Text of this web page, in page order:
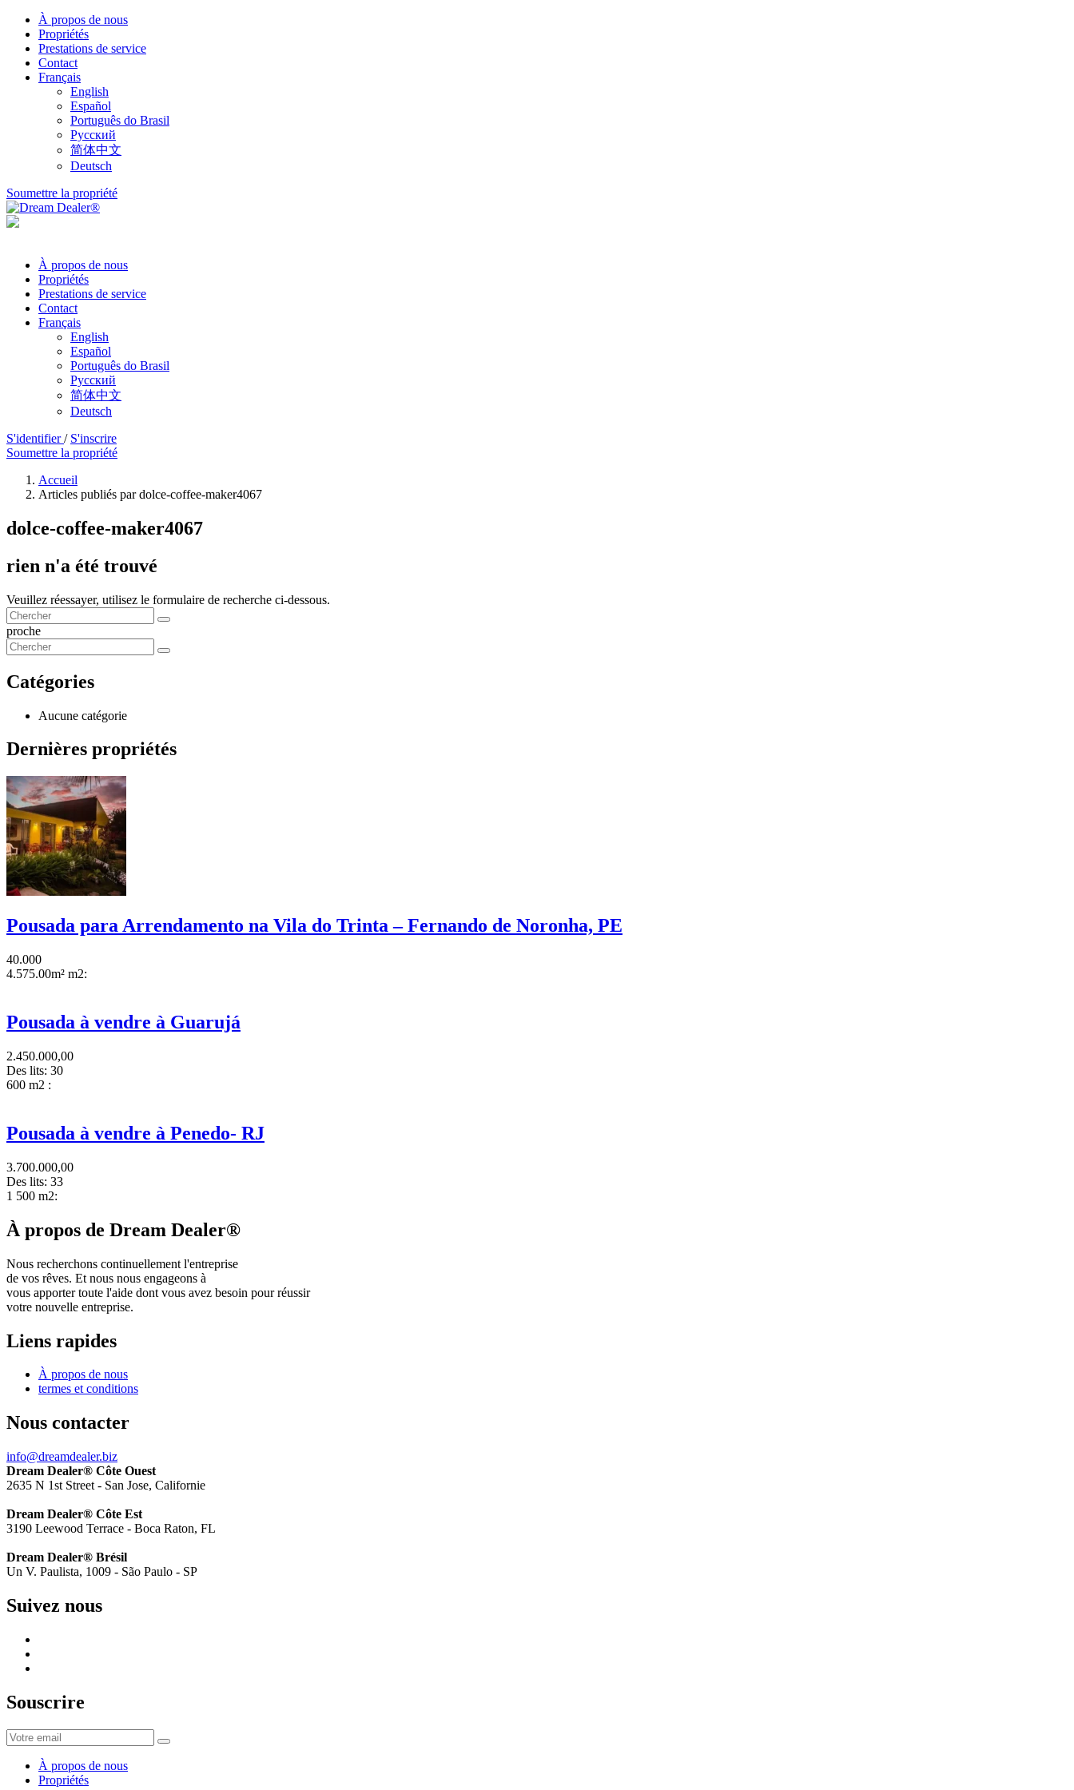
À propos de nous
Propriétés
Prestations de service
Contact
Français
English
Español
Português do Brasil
Русский
简体中文
Deutsch
Soumettre la propriété
À propos de nous
Propriétés
Prestations de service
Contact
Français
English
Español
Português do Brasil
Русский
简体中文
Deutsch
S'identifier/ S'inscrire
Soumettre la propriété
Accueil
Articles publiés par dolce-coffee-maker4067
dolce-coffee-maker4067
rien n'a été trouvé
Veuillez réessayer, utilisez le formulaire de recherche ci-dessous.
proche
Catégories
Aucune catégorie
Dernières propriétés
Pousada para Arrendamento na Vila do Trinta – Fernando de Noronha, PE
40.000
4.575.00m² m2:
Pousada à vendre à Guarujá
2.450.000,00
Des lits: 30
600 m2 :
Pousada à vendre à Penedo- RJ
3.700.000,00
Des lits: 33
1 500 m2:
À propos de Dream Dealer®
Nous recherchons continuellement l'entreprise
de vos rêves. Et nous nous engageons à
vous apporter toute l'aide dont vous avez besoin pour réussir
votre nouvelle entreprise.
Liens rapides
À propos de nous
termes et conditions
Nous contacter
info@dreamdealer.biz
Dream Dealer® Côte Ouest
2635 N 1st Street - San Jose, Californie
Dream Dealer® Côte Est
3190 Leewood Terrace - Boca Raton, FL
Dream Dealer® Brésil
Un V. Paulista, 1009 - São Paulo - SP
Suivez nous
Souscrire
À propos de nous
Propriétés